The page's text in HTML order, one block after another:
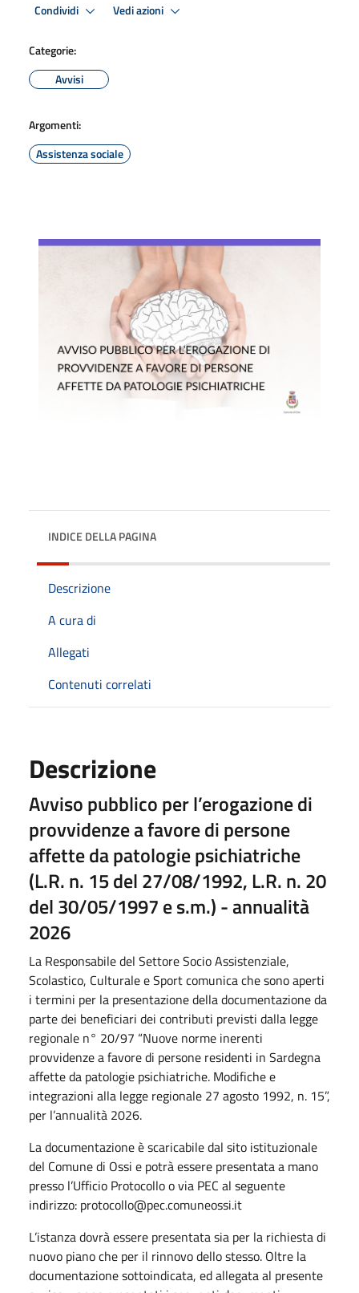
Condividi Vedi azioni
Categorie:
Avvisi
Argomenti:
Assistenza sociale
INDICE DELLA PAGINA
Descrizione
A cura di
Allegati
Contenuti correlati
Descrizione
Avviso pubblico per l’erogazione di
provvidenze a favore di persone
affette da patologie psichiatriche
(L.R. n. 15 del 27/08/1992, L.R. n. 20
del 30/05/1997 e s.m.) - annualità
2026
La Responsabile del Settore Socio Assistenziale,
Scolastico, Culturale e Sport comunica che sono aperti
i termini per la presentazione della documentazione da
parte dei beneficiari dei contributi previsti dalla legge
regionale n° 20/97 “Nuove norme inerenti
provvidenze a favore di persone residenti in Sardegna
affette da patologie psichiatriche. Modifiche e
integrazioni alla legge regionale 27 agosto 1992, n. 15”,
per l’annualità 2026.
La documentazione è scaricabile dal sito istituzionale
del Comune di Ossi e potrà essere presentata a mano
presso l’Ufficio Protocollo o via PEC al seguente
indirizzo: protocollo@pec.comuneossi.it
L’istanza dovrà essere presentata sia per la richiesta di
nuovo piano che per il rinnovo dello stesso. Oltre la
documentazione sottoindicata, ed allegata al presente